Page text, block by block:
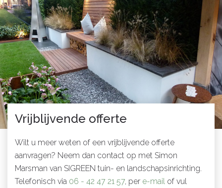
o
Vrijblijvende offerte
Wilt u meer weten of een vrijblijvende offerte
aanvragen? Neem dan contact op met Simon
Marsman van SIGREEN tuin- en landschapsinrichting.
Telefonisch via 06 - 42 47 21 57, per e-mail of vul